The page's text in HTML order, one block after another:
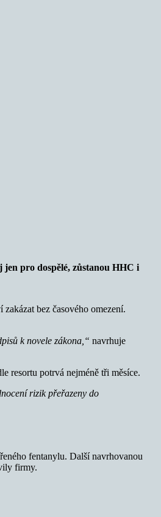
pro dospělé, zůstanou HHC i
bez časového omezení.
k novele zákona,“ navrhuje
resortu potrvá nejméně tři měsíce.
rizik přeřazeny do
fentanylu. Další navrhovanou
firmy.